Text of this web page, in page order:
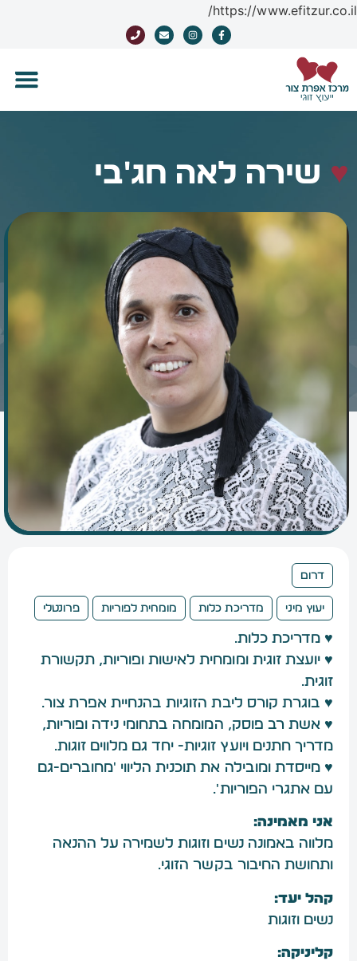
https://www.efitzur.co.il/
♥ שירה לאה חג'בי
דרום
יעוץ מיני מדריכת כלות מומחית לפוריות פרונטלי
♥ מדריכת כלות.
♥ יועצת זוגית ומומחית לאישות ופוריות, תקשורת
זוגית.
♥ בוגרת קורס ליבת הזוגיות בהנחיית אפרת צור.
♥ אשת רב פוסק, המומחה בתחומי נידה ופוריות,
מדריך חתנים ויועץ זוגיות- יחד גם מלווים זוגות.
♥ מייסדת ומובילה את תוכנית הליווי 'מחוברים-גם
עם אתגרי הפוריות'.
אני מאמינה:
מלווה באמונה נשים וזוגות לשמירה על ההנאה
ותחושת החיבור בקשר הזוגי.
קהל יעד:
נשים וזוגות
קליניקה: